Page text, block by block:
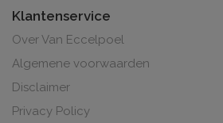
Klantenservice
Over Van Eccelpoel
Algemene voorwaarden
Disclaimer
Privacy Policy